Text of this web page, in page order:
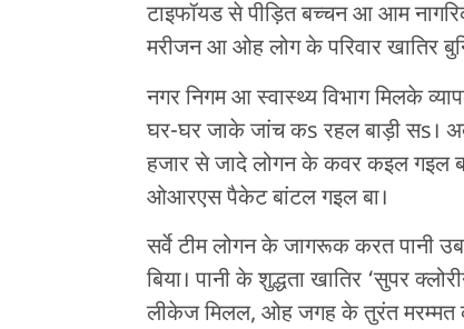
टाइफॉयड से पीड़ित बच्चन आ आम
मरीजन आ ओह लोग के परिवार खातिर
नगर निगम आ स्वास्थ्य विभाग मिलके
घर-घर जाके जांच कs रहल बाड़ी सs।
हजार से जादे लोगन के कवर कइल गइल
ओआरएस पैकेट बांटल गइल बा।
सर्वे टीम लोगन के जागरूक करत पानी
बिया। पानी के शुद्धता खातिर ‘सुपर
लीकेज मिलल, ओह जगह के तुरंत मरम्मत